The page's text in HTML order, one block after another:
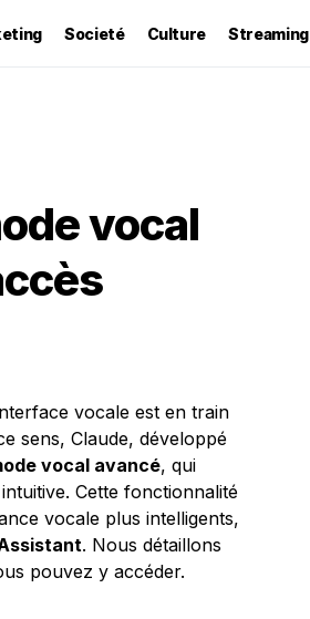
Societé Culture Streaming
vocal
vocale est en train
sens, Claude, développé
vocal avancé, qui
Cette fonctionnalité
vocale plus intelligents,
. Nous détaillons
pouvez y accéder.